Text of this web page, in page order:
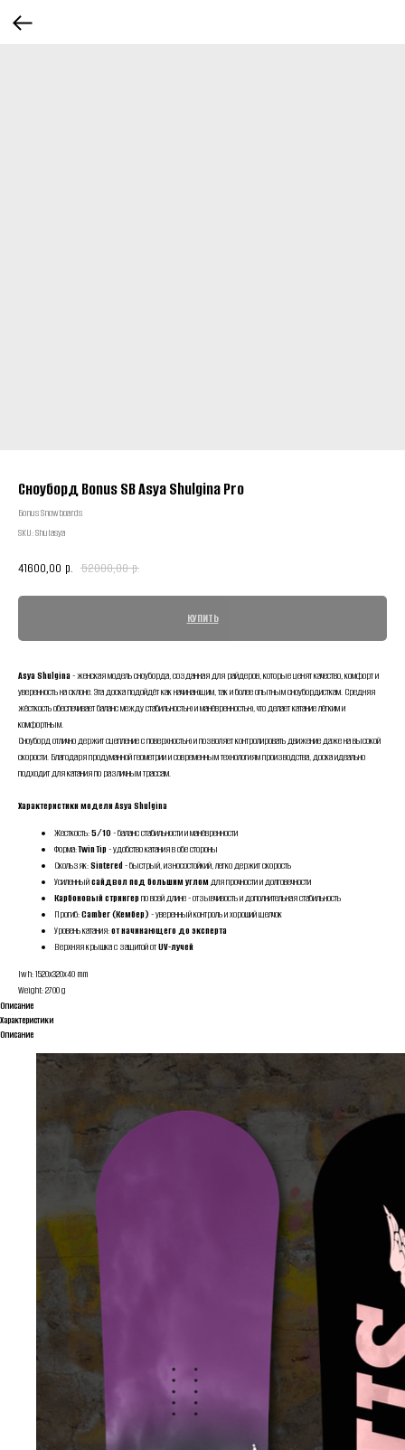
Сноуборд Bonus SB Asya Shulgina Pro
Бonus Snowboards
SKU:Shulasya
41600,00 р. 52000,00 р.
КУПИТЬ
Asya Shulgina- женская модель сноуборда, созданная для райдеров, которые ценят качество, комфорт и
уверенность на склоне. Эта доска подойдёт как начинающим, так и более опытным сноубордисткам. Средняя
жёсткость обеспечивает баланс между стабильностью и манёвренностью, что делает катание лёгким и
комфортным.
Сноуборд отлично держит сцепление с поверхностью и позволяет контролировать движение даже на высокой
скорости. Благодаря продуманной геометрии и современным технологиям производства, доска идеально
подходит для катания по различным трассам.
Характеристики модели Asya Shulgina
Жесткость:5/10- баланс стабильности и манёвренности
Форма:Twin Tip- удобство катания в обе стороны
Скользяк:Sintered- быстрый, износостойкий, легко держит скорость
Усиленныйсайдвол под большим угломдля прочности и долговечности
Карбоновый стрингерпо всей длине - отзывчивость и дополнительная стабильность
Прогиб:Camber (Кембер) - уверенный контроль и хороший щелчок
Уровень катания:от начинающего до эксперта
Верхняя крышка с защитой отUV-лучей
lwh: 1520x320x40 mm
Weight: 2700 g
Описание
Характеристики
Описание